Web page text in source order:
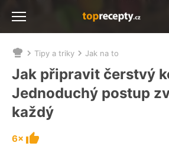
Nacházíte
se
zde:
Tipy a triky Jak na to
Jak připravit čerstvý
Jednoduchý postup
každý
6×